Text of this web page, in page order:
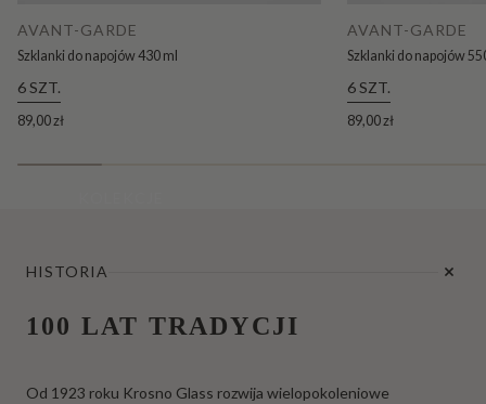
AVANT-GARDE
Szklanki do napojów 430 ml
6 SZT.
89,00 zł
AVANT-GARDE
Szklanki do napojów
6 SZT.
89,00 zł
HISTORIA
100 LAT TRADYCJI
Od 1923 roku Krosno Glass rozwija wielopokoleniowe